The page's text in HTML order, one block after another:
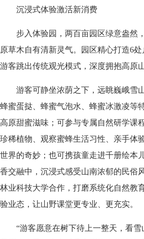
沉浸式体验激活新消费
步入体验园，两百亩园区绿意盎然
原草木自有清新灵气。园区精心打造6
游客跳出传统观光模式，深度拥抱高原
游客可静坐浓荫之下，远眺巍峨雪
蜂蜜蛋挞、蜂蜜气泡水、蜂蜜冰激凌等
高原甜蜜滋味；可参与专属自然研学课
珍稀植物、观察蜜蜂生活习性、亲手体
世界的奇妙；也可携孩童走进千册绘本
香交融中，沉浸式感受山南浓郁的民俗
林业科技大学合作，打磨系统化自然教
验业态，让山野课堂更专业、更充实。
“游客愿意在树下待上一整天，看雪